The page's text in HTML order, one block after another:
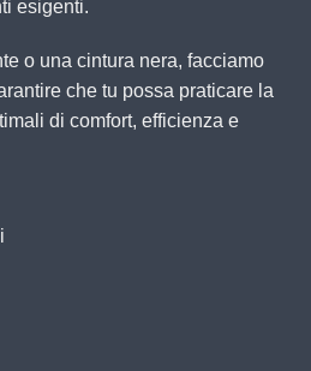
esigenti.
o una cintura nera, facciamo
che tu possa praticare la
di comfort, efficienza e